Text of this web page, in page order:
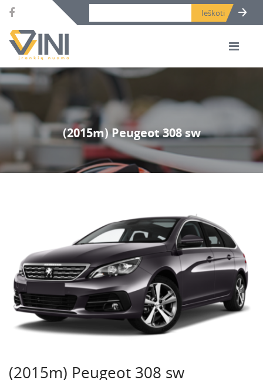
Search bar place.
(2015m) Peugeot 308 sw
(2015m) Peugeot 308 sw